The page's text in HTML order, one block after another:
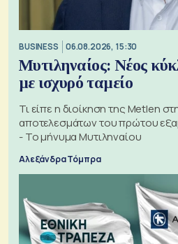
BUSINESS 06.08.2026, 15:30
Μυτιληναίος: Νέος
με ισχυρό ταμείο
Τι είπε η διοίκηση της Metlen
αποτελεσμάτων του πρώτου
- Το μήνυμα Μυτιληναίου
Αλεξάνδρα Τόμπρα